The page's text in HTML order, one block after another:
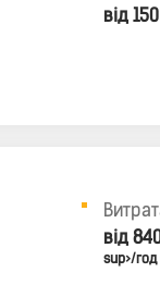
від
від
sup>/